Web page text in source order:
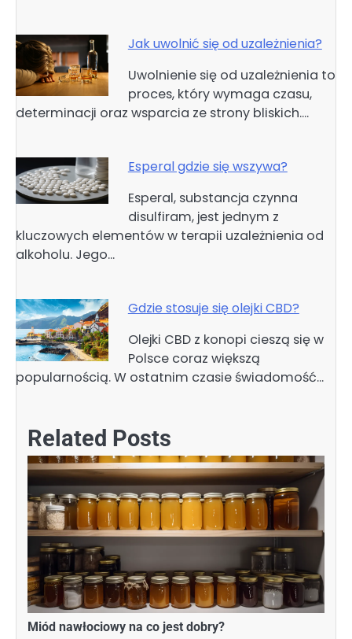
Jak uwolnić się od uzależnienia?
Uwolnienie się od uzależnienia to
proces, który wymaga czasu,
determinacji oraz wsparcia ze strony bliskich.…
Esperal gdzie się wszywa?
Esperal, substancja czynna
disulfiram, jest jednym z
kluczowych elementów w terapii uzależnienia od
alkoholu. Jego…
Gdzie stosuje się olejki CBD?
Olejki CBD z konopi cieszą się w
Polsce coraz większą
popularnością. W ostatnim czasie świadomość…
Related Posts
Miód nawłociowy na co jest dobry?